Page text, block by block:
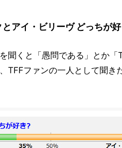
アイ・ビリーヴ どっちが
聞くと「愚問である」とか
TFFファンの一人として聞き